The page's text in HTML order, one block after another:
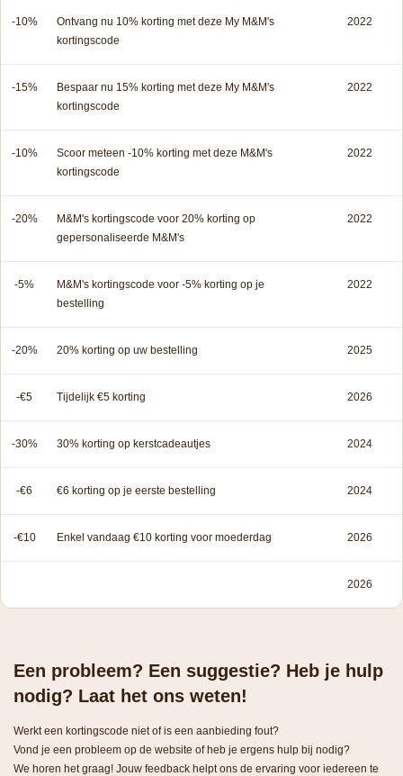
-10%
Ontvang nu 10% korting met deze My M&M's
kortingscode
2022
-15%
Bespaar nu 15% korting met deze My M&M's
kortingscode
2022
-10%
Scoor meteen -10% korting met deze M&M's
kortingscode
2022
-20%
M&M's kortingscode voor 20% korting op
gepersonaliseerde M&M's
2022
-5%
M&M's kortingscode voor -5% korting op je
bestelling
2022
-20% 20% korting op uw bestelling 2025
-€5 Tijdelijk €5 korting 2026
-30% 30% korting op kerstcadeautjes 2024
-€6 €6 korting op je eerste bestelling 2024
-€10 Enkel vandaag €10 korting voor moederdag 2026
2026
Een probleem? Een suggestie? Heb je hulp
nodig? Laat het ons weten!
Werkt een kortingscode niet of is een aanbieding fout?
Vond je een probleem op de website of heb je ergens hulp bij nodig?
We horen het graag! Jouw feedback helpt ons de ervaring voor iedereen te